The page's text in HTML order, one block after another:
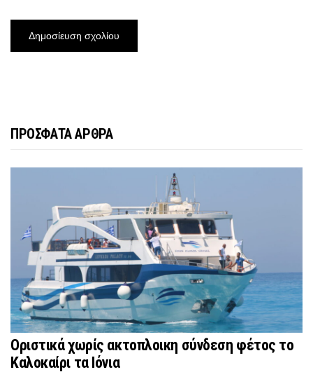
ΠΡΟΣΦΑΤΑ ΑΡΘΡΑ
Οριστικά χωρίς ακτοπλοικη σύνδεση φέτος το
Καλοκαίρι τα Ιόνια